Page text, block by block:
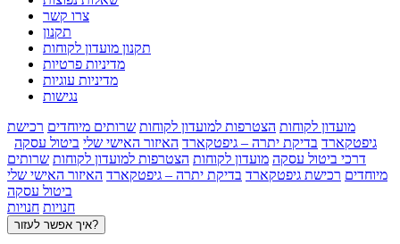
צרו קשר
תקנון
תקנון מועדון לקוחות
מדיניות פרטיות
מדיניות עוגיות
נגישות
מועדון לקוחות הצטרפות למועדון לקוחות שרותים מיוחדים רכישת
גיפטקארד בדיקת יתרה – גיפטקארד האיזור האישי שלי ביטול עסקה
דרכי ביטול עסקה מועדון לקוחות הצטרפות למועדון לקוחות שרותים
מיוחדים רכישת גיפטקארד בדיקת יתרה – גיפטקארד האיזור האישי שלי
ביטול עסקה
חנויות חנויות
איך אפשר לעזור?